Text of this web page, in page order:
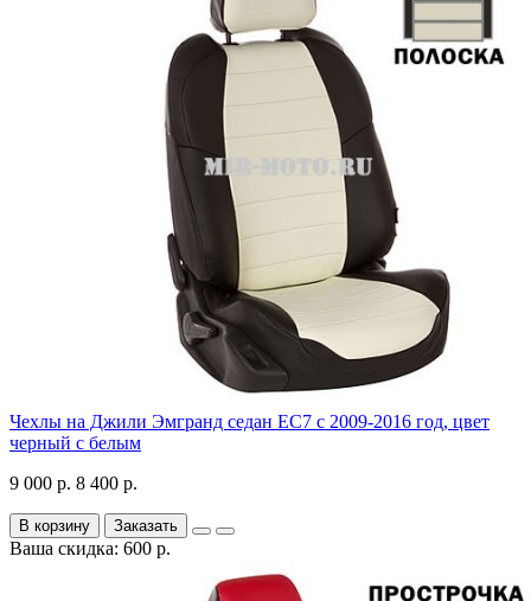
Чехлы на Джили Эмгранд седан ЕС7 с 2009-2016 год, цвет
черный с белым
9 000 р. 8 400 р.
В корзину Заказать
Ваша скидка: 600 р.